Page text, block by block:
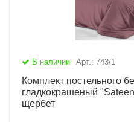
В наличии Арт.: 743/1
Комплект постельного
гладкокрашеный
щербет